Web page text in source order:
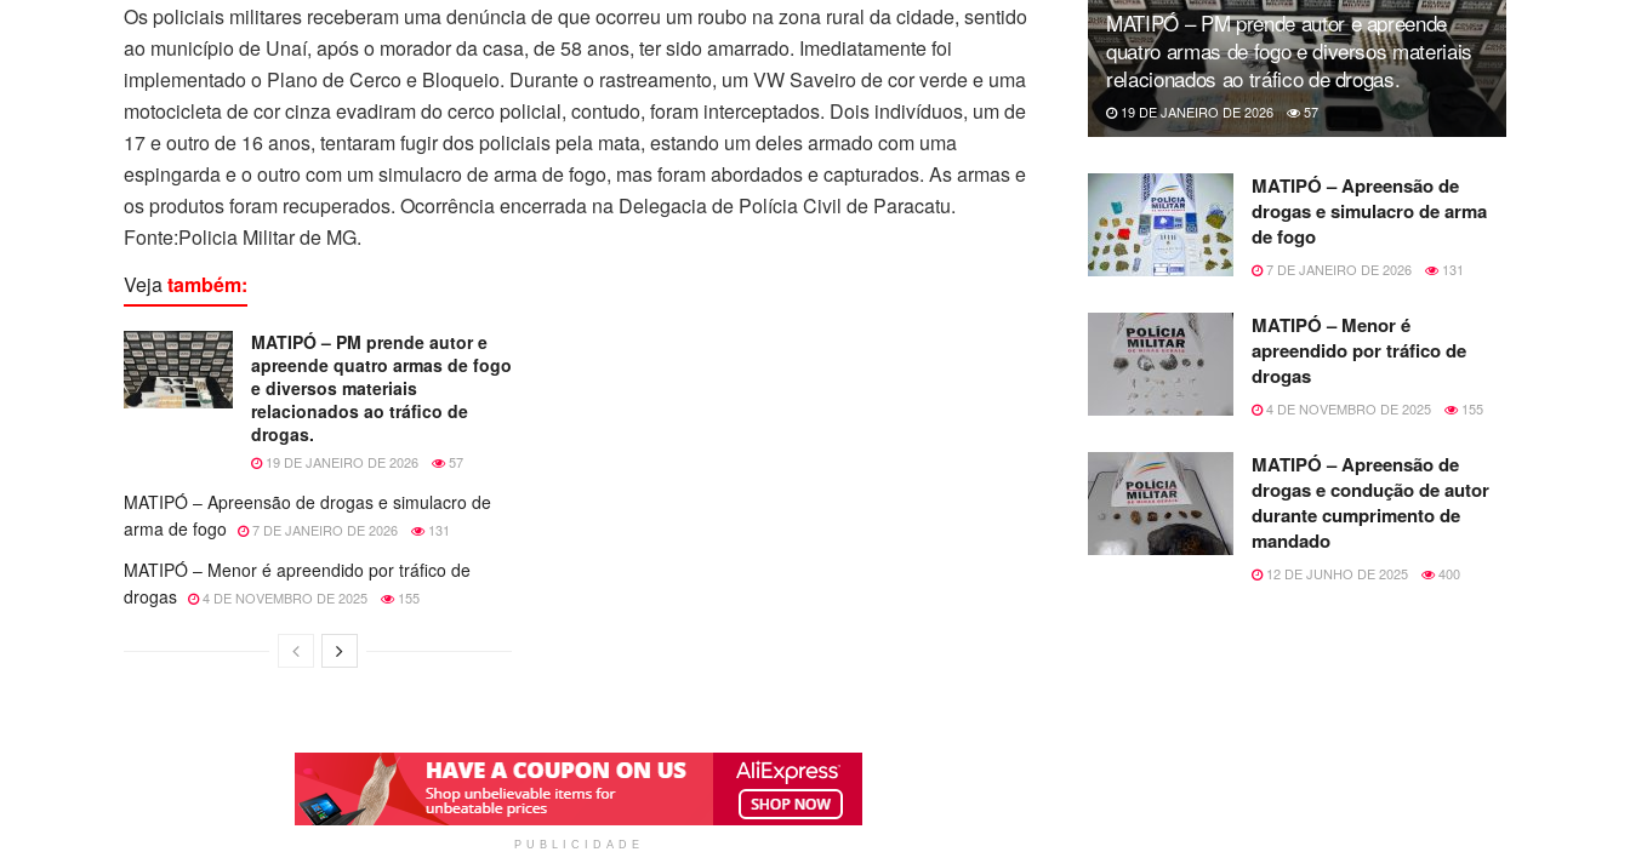
Os policiais militares receberam uma denúncia de que ocorreu um roubo na zona rural da cidade, sentido
ao município de Unaí, após o morador da casa, de 58 anos, ter sido amarrado. Imediatamente foi
implementado o Plano de Cerco e Bloqueio. Durante o rastreamento, um VW Saveiro de cor verde e uma
motocicleta de cor cinza evadiram do cerco policial, contudo, foram interceptados. Dois indivíduos, um de
17 e outro de 16 anos, tentaram fugir dos policiais pela mata, estando um deles armado com uma
espingarda e o outro com um simulacro de arma de fogo, mas foram abordados e capturados. As armas e
os produtos foram recuperados. Ocorrência encerrada na Delegacia de Polícia Civil de Paracatu.
Fonte:Policia Militar de MG.
Vejatambém:
MATIPÓ – PM prende autor e
apreende quatro armas de fogo
e diversos materiais
relacionados ao tráfico de
drogas.
19 DE JANEIRO DE 2026 57
MATIPÓ – Apreensão de drogas e simulacro de
arma de fogo
7 DE JANEIRO DE 2026 131
MATIPÓ – Menor é apreendido por tráfico de
drogas
4 DE NOVEMBRO DE 2025 155
PUBLICIDADE
MATIPÓ – PM prende autor e apreende
quatro armas de fogo e diversos materiais
relacionados ao tráfico de drogas.
19 DE JANEIRO DE 2026 57
MATIPÓ – Apreensão de
drogas e simulacro de arma
de fogo
7 DE JANEIRO DE 2026 131
MATIPÓ – Menor é
apreendido por tráfico de
drogas
4 DE NOVEMBRO DE 2025 155
MATIPÓ – Apreensão de
drogas e condução de autor
durante cumprimento de
mandado
12 DE JUNHO DE 2025 400